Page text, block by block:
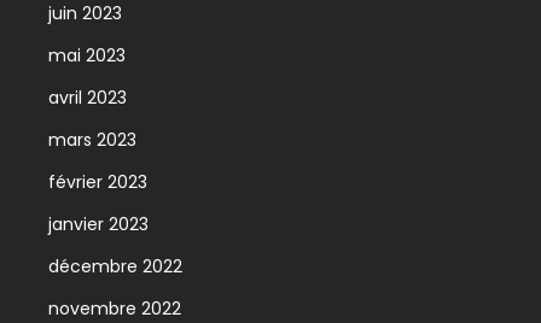
juin 2023
mai 2023
avril 2023
mars 2023
février 2023
janvier 2023
décembre 2022
novembre 2022